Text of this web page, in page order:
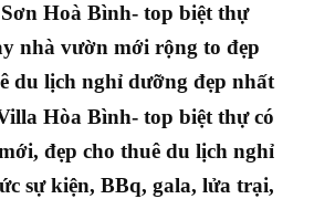
Hoà Bình- top biệt thự
nhà vườn mới rộng to đẹp
du lịch nghỉ dưỡng đẹp nhất
Hòa Bình- top biệt thự có
đẹp cho thuê du lịch nghỉ
sự kiện, BBq, gala, lửa trại,